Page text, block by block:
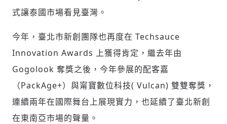
式讓泰國市場看見臺灣。
今年，臺北市新創團隊也再度在 Techsauce
Innovation Awards 上獲得肯定，繼去年由
Gogolook 奪獎之後，今年參展的配客嘉
（PackAge+）與甯寶數位科技( Vulcan) 雙雙奪獎，
連續兩年在國際舞台上展現實力，也延續了臺北新創
在東南亞市場的聲量。